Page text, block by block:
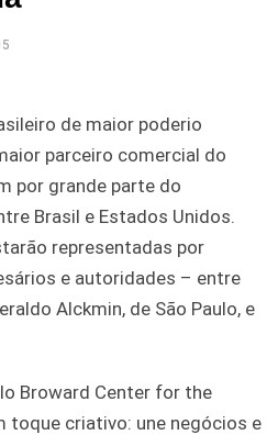
de maior poderio
parceiro comercial do
por grande parte do
Brasil e Estados Unidos.
representadas por
e autoridades – entre
Alckmin, de São Paulo, e
Broward Center for the
toque criativo: une negócios e